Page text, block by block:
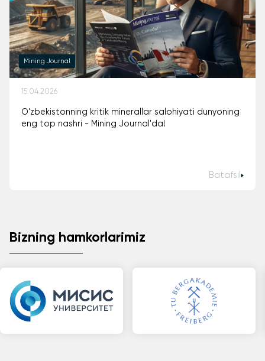
Mining Journal
15.04.2026
O'zbekistonning kritik minerallar salohiyati dunyoning
eng top nashri - Mining Journal'da!
Batafsil
Bizning hamkorlarimiz